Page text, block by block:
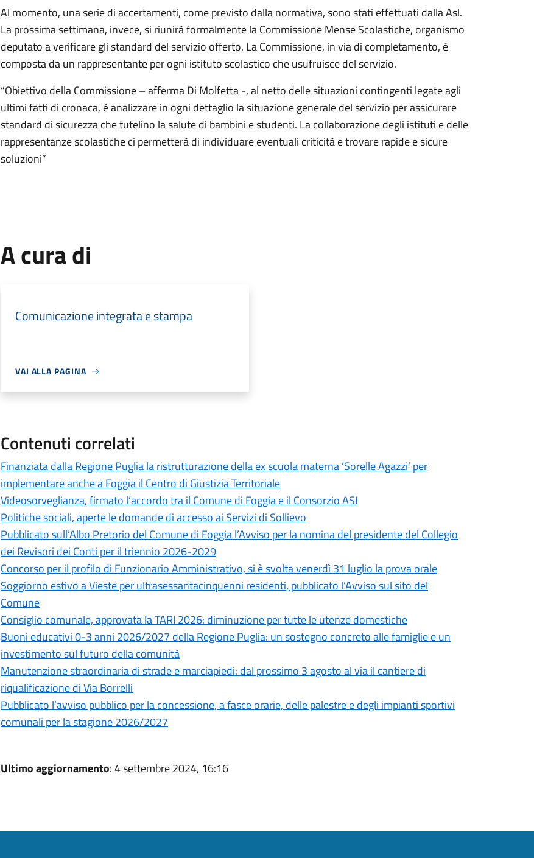
Al momento, una serie di accertamenti, come previsto dalla normativa, sono stati effettuati dalla Asl.
La prossima settimana, invece, si riunirà formalmente la Commissione Mense Scolastiche, organismo
deputato a verificare gli standard del servizio offerto. La Commissione, in via di completamento, è
composta da un rappresentante per ogni istituto scolastico che usufruisce del servizio.
“Obiettivo della Commissione – afferma Di Molfetta -, al netto delle situazioni contingenti legate agli
ultimi fatti di cronaca, è analizzare in ogni dettaglio la situazione generale del servizio per assicurare
standard di sicurezza che tutelino la salute di bambini e studenti. La collaborazione degli istituti e delle
rappresentanze scolastiche ci permetterà di individuare eventuali criticità e trovare rapide e sicure
soluzioni”
A cura di
Comunicazione integrata e stampa
VAI ALLA PAGINA
Contenuti correlati
Finanziata dalla Regione Puglia la ristrutturazione della ex scuola materna ‘Sorelle Agazzi’ per
implementare anche a Foggia il Centro di Giustizia Territoriale
Videosorveglianza, firmato l’accordo tra il Comune di Foggia e il Consorzio ASI
Politiche sociali, aperte le domande di accesso ai Servizi di Sollievo
Pubblicato sull’Albo Pretorio del Comune di Foggia l’Avviso per la nomina del presidente del Collegio
dei Revisori dei Conti per il triennio 2026-2029
Concorso per il profilo di Funzionario Amministrativo, si è svolta venerdì 31 luglio la prova orale
Soggiorno estivo a Vieste per ultrasessantacinquenni residenti, pubblicato l’Avviso sul sito del
Comune
Consiglio comunale, approvata la TARI 2026: diminuzione per tutte le utenze domestiche
Buoni educativi 0-3 anni 2026/2027 della Regione Puglia: un sostegno concreto alle famiglie e un
investimento sul futuro della comunità
Manutenzione straordinaria di strade e marciapiedi: dal prossimo 3 agosto al via il cantiere di
riqualificazione di Via Borrelli
Pubblicato l’avviso pubblico per la concessione, a fasce orarie, delle palestre e degli impianti sportivi
comunali per la stagione 2026/2027
Ultimo aggiornamento: 4 settembre 2024, 16:16